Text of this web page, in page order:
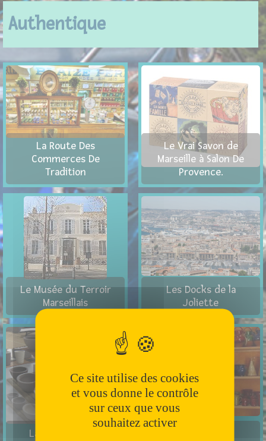
Authentique
La Route Des
Commerces De
Tradition
Le Vrai Savon de
Marseille à Salon De
Provence.
Le Musée du Terroir
Marseillais
Les Docks de la
Joliette
La poterie Ravel
Ce site utilise des cookies
et vous donne le contrôle
sur ceux que vous
souhaitez activer